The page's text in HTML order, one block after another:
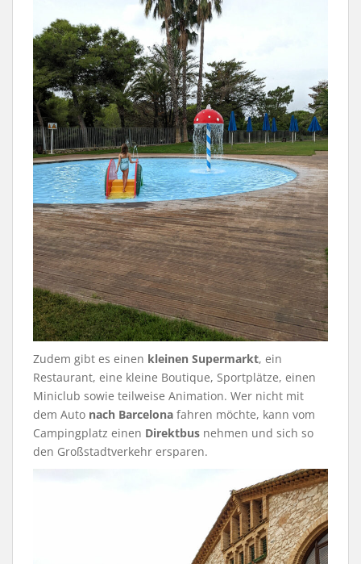
Zudem gibt es einen kleinen Supermarkt, ein
Restaurant, eine kleine Boutique, Sportplätze, einen
Miniclub sowie teilweise Animation. Wer nicht mit
dem Auto nach Barcelona fahren möchte, kann vom
Campingplatz einen Direktbus nehmen und sich so
den Großstadtverkehr ersparen.